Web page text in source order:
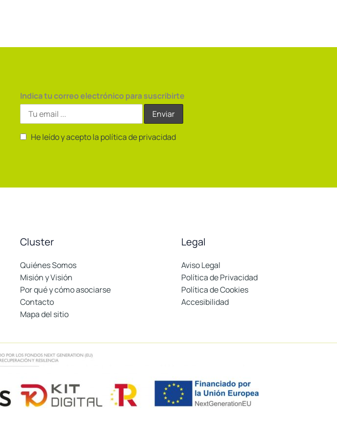
Indica tu correo electrónico para suscribirte
He leído y acepto la política de privacidad
Cluster
Quiénes Somos
Misión y Visión
Por qué y cómo asociarse
Contacto
Mapa del sitio
Legal
Aviso Legal
Política de Privacidad
Política de Cookies
Accesibilidad